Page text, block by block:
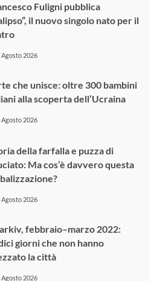
Fuligni pubblica
il nuovo singolo nato per il
Agosto 2026
che unisce: oltre 300 bambini
alla scoperta dell’Ucraina
Agosto 2026
della farfalla e puzza di
Ma cos’è davvero questa
Agosto 2026
febbraio–marzo 2022:
giorni che non hanno
la città
Agosto 2026